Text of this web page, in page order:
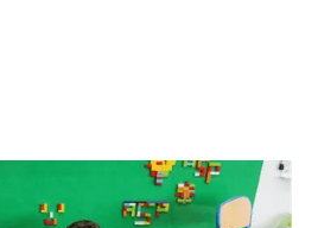
المغادرة المستقلة من
نادي كينيا هو
من أجل مساعدة شاب مميز في
كيلفن حتى نهاية تعليمه الثانوي. وقد
لتمويل تعليم شابة ومعالجة